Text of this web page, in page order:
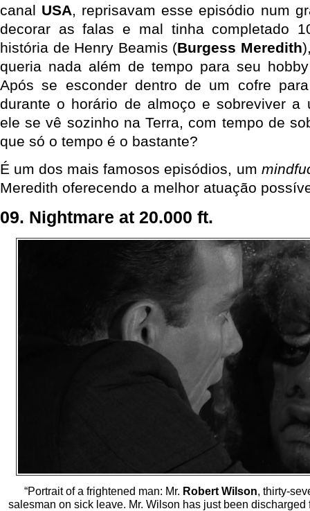
canal USA, reprisavam esse episódio num
decorar as falas e mal tinha completado
história de Henry Beamis (Burgess Meredith
queria nada além de tempo para seu
Após se esconder dentro de um cofre
durante o horário de almoço e sobreviver a
ele se vê sozinho na Terra, com tempo de
que só o tempo é o bastante?
É um dos mais famosos episódios, um
Meredith oferecendo a melhor atuação
09. Nightmare at 20.000 ft.
“Portrait of a frightened man: Mr. Robert Wilson, thirty-
salesman on sick leave. Mr. Wilson has just been